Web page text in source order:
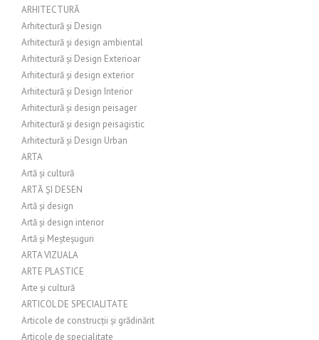
ARHITECTURĂ
Arhitectură și Design
Arhitectură și design ambiental
Arhitectură și Design Exterioar
Arhitectură și design exterior
Arhitectură și Design Interior
Arhitectură și design peisager
Arhitectură și design peisagistic
Arhitectură și Design Urban
ARTA
Artă și cultură
ARTĂ ȘI DESEN
Artă și design
Artă și design interior
Artă și Meșteșuguri
ARTA VIZUALA
ARTE PLASTICE
Arte și cultură
ARTICOL DE SPECIALITATE
Articole de construcții și grădinărit
Articole de specialitate